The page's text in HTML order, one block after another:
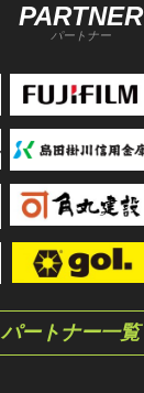
PARTNER
パートナー
パートナー一覧